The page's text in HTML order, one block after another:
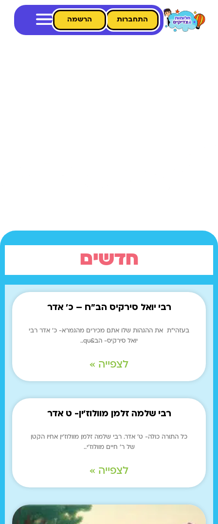
התחברות הרשמה
חדשים
רבי יואל סירקיס הב"ח – כ' אדר
בעזהי"ת את ההגהות שלו אתם מכירים מהגמרא- כ' אדר רבי
יואל סירקיס- הב&qu..
לצפייה »
רבי שלמה זלמן מוולוז'ין- ט אדר
כל התורה כולה- ט' אדר. רבי שלמה זלמן מוולוז'ין אחיו הקטן
של ר' חיים מוולוז'י..
לצפייה »